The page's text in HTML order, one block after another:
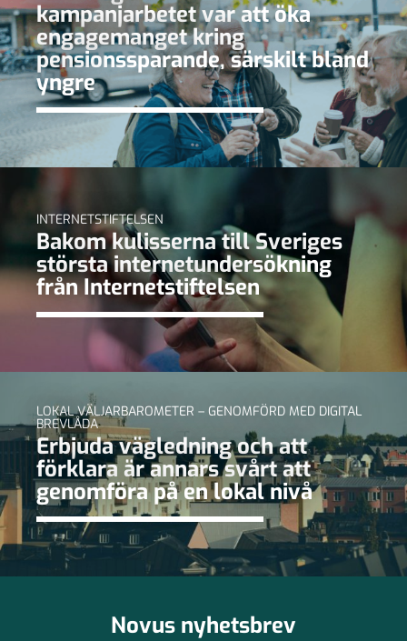
kampanjarbetet var att öka
engagemanget kring
pensionssparande, särskilt bland
yngre
INTERNETSTIFTELSEN
Bakom kulisserna till Sveriges
största internetundersökning
från Internetstiftelsen
LOKAL VÄLJARBAROMETER – GENOMFÖRD MED DIGITAL
BREVLÅDA
Erbjuda vägledning och att
förklara är annars svårt att
genomföra på en lokal nivå
Novus nyhetsbrev